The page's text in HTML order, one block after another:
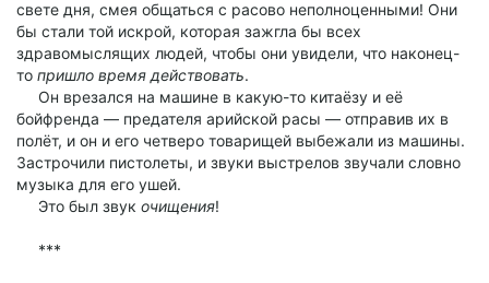
свете дня, смея общаться с расово неполноценными! Они
бы стали той искрой, которая зажгла бы всех
здравомыслящих людей, чтобы они увидели, что наконец-
то пришло время действовать.
Он врезался на машине в какую-то китаёзу и её
бойфренда — предателя арийской расы — отправив их в
полёт, и он и его четверо товарищей выбежали из машины.
Застрочили пистолеты, и звуки выстрелов звучали словно
музыка для его ушей.
Это был звук очищения!
***